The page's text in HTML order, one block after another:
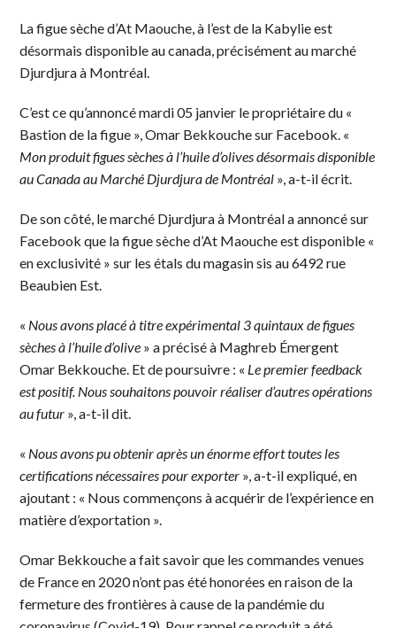
La figue sèche d’At Maouche, à l’est de la Kabylie est
désormais disponible au canada, précisément au marché
Djurdjura à Montréal.
C’est ce qu’annoncé mardi 05 janvier le propriétaire du «
Bastion de la figue », Omar Bekkouche sur Facebook. «
Mon produit figues sèches à l’huile d’olives désormais disponible
au Canada au Marché Djurdjura de Montréal », a-t-il écrit.
De son côté, le marché Djurdjura à Montréal a annoncé sur
Facebook que la figue sèche d’At Maouche est disponible «
en exclusivité » sur les étals du magasin sis au 6492 rue
Beaubien Est.
« Nous avons placé à titre expérimental 3 quintaux de figues
sèches à l’huile d’olive » a précisé à Maghreb Émergent
Omar Bekkouche. Et de poursuivre : « Le premier feedback
est positif. Nous souhaitons pouvoir réaliser d’autres opérations
au futur », a-t-il dit.
« Nous avons pu obtenir après un énorme effort toutes les
certifications nécessaires pour exporter », a-t-il expliqué, en
ajoutant : « Nous commençons à acquérir de l’expérience en
matière d’exportation ».
Omar Bekkouche a fait savoir que les commandes venues
de France en 2020 n’ont pas été honorées en raison de la
fermeture des frontières à cause de la pandémie du